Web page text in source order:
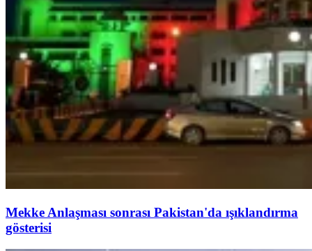
Mekke Anlaşması sonrası Pakistan'da ışıklandırma
gösterisi